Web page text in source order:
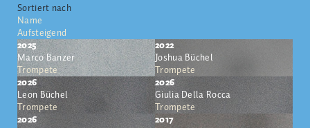
Sortiert nach
Name
Aufsteigend
2025
Marco Banzer
Trompete
2022
Joshua Büchel
Trompete
2026
Leon Büchel
Trompete
2026
Giulia Della Rocca
Trompete
2026
2017